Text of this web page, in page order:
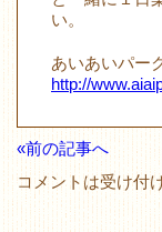
い。
あいあいパー
http://
«前の記事へ
コメントは受け付